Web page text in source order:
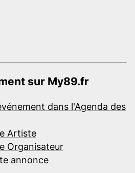
sur My89.fr
dans l'Agenda des
Artiste
Organisateur
annonce